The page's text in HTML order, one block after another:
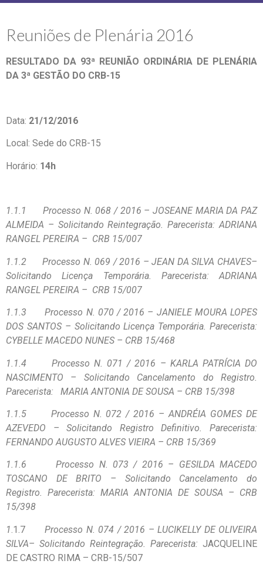
Reuniões de Plenária 2016
RESULTADO DA 93ª REUNIÃO ORDINÁRIA DE PLENÁRIA
DA 3ª GESTÃO DO CRB-15
Data: 21/12/2016
Local: Sede do CRB-15
Horário: 14h
1.1.1
Processo N. 068 / 2016 – JOSEANE MARIA DA PAZ
ALMEIDA – Solicitando Reintegração. Parecerista: ADRIANA
RANGEL PEREIRA – CRB 15/007
1.1.2
Processo N. 069 / 2016 – JEAN DA SILVA CHAVES–
Solicitando Licença Temporária. Parecerista: ADRIANA
RANGEL PEREIRA – CRB 15/007
1.1.3
Processo N. 070 / 2016 – JANIELE MOURA LOPES
DOS SANTOS – Solicitando Licença Temporária. Parecerista:
CYBELLE MACEDO NUNES – CRB 15/468
1.1.4
Processo N. 071 / 2016 – KARLA PATRÍCIA DO
NASCIMENTO – Solicitando Cancelamento do Registro.
Parecerista: MARIA ANTONIA DE SOUSA – CRB 15/398
1.1.5
Processo N. 072 / 2016 – ANDRÉIA GOMES DE
AZEVEDO – Solicitando Registro Definitivo. Parecerista:
FERNANDO AUGUSTO ALVES VIEIRA – CRB 15/369
1.1.6
Processo N. 073 / 2016 – GESILDA MACEDO
TOSCANO DE BRITO – Solicitando Cancelamento do
Registro. Parecerista: MARIA ANTONIA DE SOUSA – CRB
15/398
1 .1.7 Processo N. 074 / 2016 – LUCIKELLY DE OLIVEIRA
SILVA– Solicitando Reintegração. Parecerista: JACQUELINE
DE CASTRO RIMA – CRB-15/507